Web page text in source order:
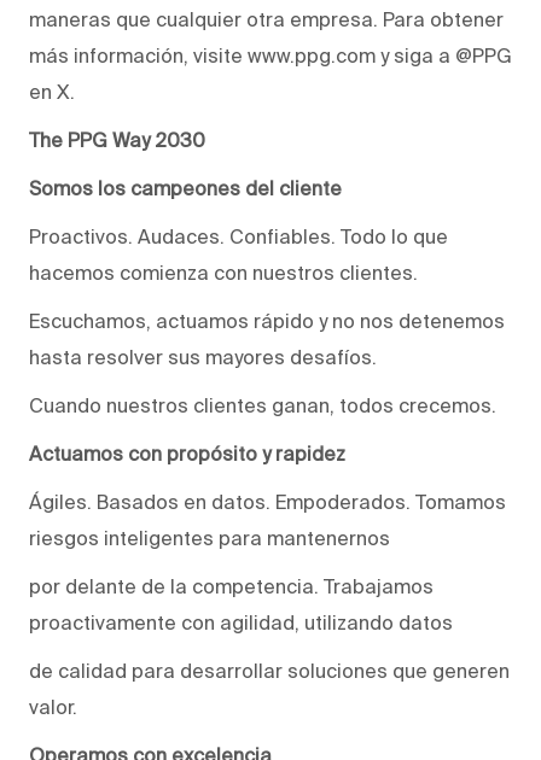
maneras que cualquier otra empresa. Para obtener
más información, visite www.ppg.com y siga a @PPG
en X.
The PPG Way 2030
Somos los campeones del cliente
Proactivos. Audaces. Confiables. Todo lo que
hacemos comienza con nuestros clientes.
Escuchamos, actuamos rápido y no nos detenemos
hasta resolver sus mayores desafíos.
Cuando nuestros clientes ganan, todos crecemos.
Actuamos con propósito y rapidez
Ágiles. Basados en datos. Empoderados. Tomamos
riesgos inteligentes para mantenernos
por delante de la competencia. Trabajamos
proactivamente con agilidad, utilizando datos
de calidad para desarrollar soluciones que generen
valor.
Operamos con excelencia